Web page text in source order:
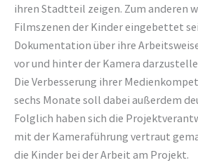
ihren Stadtteil zeigen. Zum anderen
Filmszenen der Kinder eingebettet
Dokumentation über ihre
vor und hinter der Kamera
Die Verbesserung ihrer
sechs Monate soll dabei außerdem
Folglich haben sich die
mit der Kameraführung vertraut
die Kinder bei der Arbeit am Projekt.